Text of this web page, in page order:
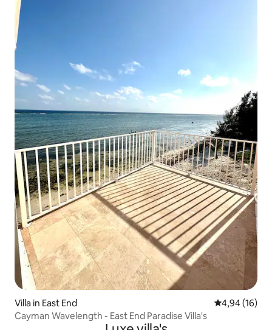
Villa in East End Gemiddelde
4,94 (16)
Cayman Wavelength - East End Paradise Villa's